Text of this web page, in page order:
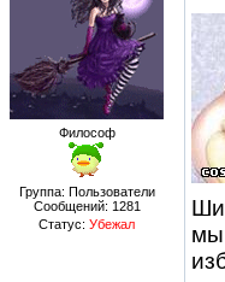
Философ
Группа: Пользователи
Сообщений: 1281
Статус: Убежал
мы